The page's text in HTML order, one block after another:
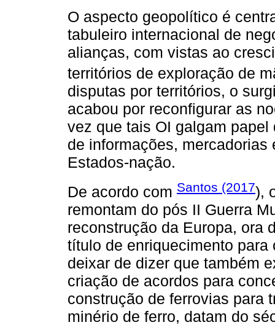
O aspecto geopolítico é
tabuleiro internacional de
alianças, com vistas ao
territórios de exploração de
disputas por territórios, o
acabou por reconfigurar as
vez que tais OI galgam
de informações,
Estados-nação.
De acordo com Santos (2017),
remontam do pós II Guerra
reconstrução da Europa, ora
título de enriquecimento
deixar de dizer que também
criação de acordos para
construção de ferrovias para
minério de ferro, datam do